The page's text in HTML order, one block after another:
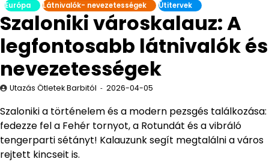
Európa Látnivalók- nevezetességek Útitervek
Szaloniki városkalauz: A
legfontosabb látnivalók és
nevezetességek
Utazás Ötletek Barbitól 2026-04-05
Szaloniki a történelem és a modern pezsgés találkozása:
fedezze fel a Fehér tornyot, a Rotundát és a vibráló
tengerparti sétányt! Kalauzunk segít megtalálni a város
rejtett kincseit is.